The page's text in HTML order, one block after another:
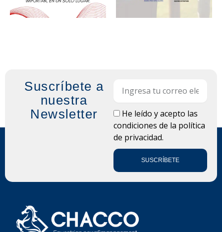
Suscríbete a
nuestra
Newsletter
LOPDHe leído y acepto las
condiciones de la política
de privacidad.
SUSCRÍBETE